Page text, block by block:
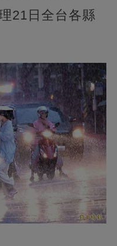
21日全台各縣